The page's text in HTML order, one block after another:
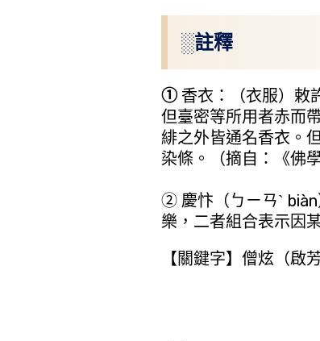
░註釋
①香衣：（衣服）敕
但臺密等所用者赤而
緋之外皆通名香衣。
染條。（摘自：《佛
② 慶忭（ㄅㄧㄢˋ
樂，二者組合表示因
【關鍵字】僧炫（啟